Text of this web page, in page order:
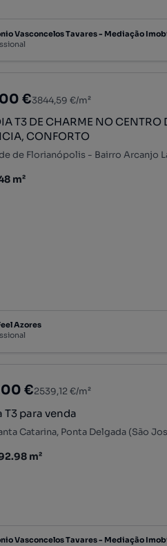
Vasconcelos Tavares - Mediação
€3844,59 €/m²
T3 DE CHARME NO CENTRO
CONFORTO
metro quadrado
m²
Azores
€2539,12 €/m²
T3 para venda
metro quadrado
m²
Vasconcelos Tavares - Mediação